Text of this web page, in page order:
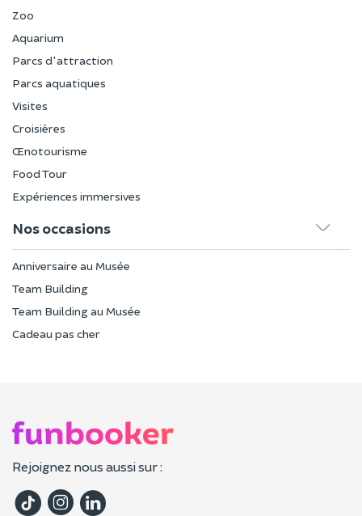
Zoo
Aquarium
Parcs d'attraction
Parcs aquatiques
Visites
Croisières
Œnotourisme
Food Tour
Expériences immersives
Nos occasions
Anniversaire au Musée
Team Building
Team Building au Musée
Cadeau pas cher
Rejoignez nous aussi sur :